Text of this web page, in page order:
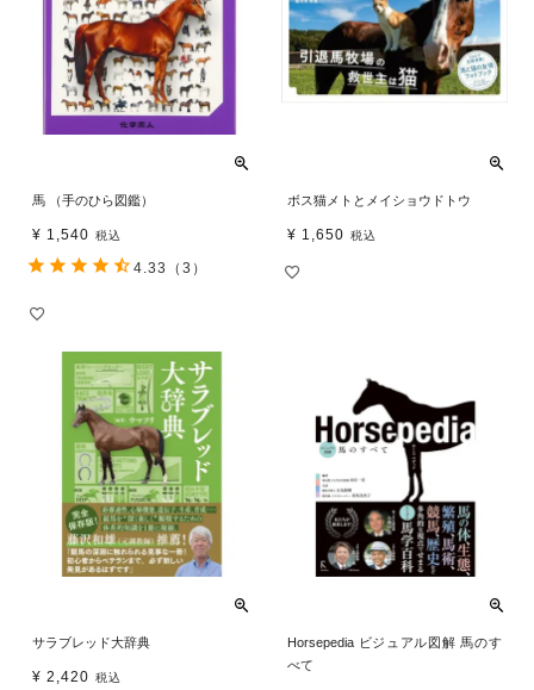
馬 （手のひら図鑑）
¥ 1,540 税込
4.33 （3）
ボス猫メトとメイショウドトウ
¥ 1,650 税込
サラブレッド大辞典
¥ 2,420 税込
Horsepedia ビジュアル図解 馬のす
べて